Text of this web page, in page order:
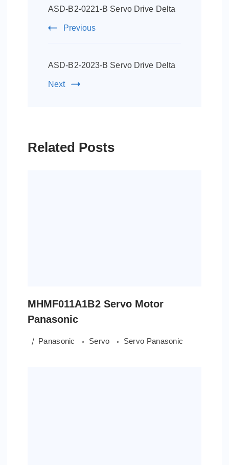
Navigation
ASD-B2-0221-B Servo Drive Delta
Previous
ASD-B2-2023-B Servo Drive Delta
Next
Related Posts
MHMF011A1B2 Servo Motor
Panasonic
Panasonic Servo Servo Panasonic